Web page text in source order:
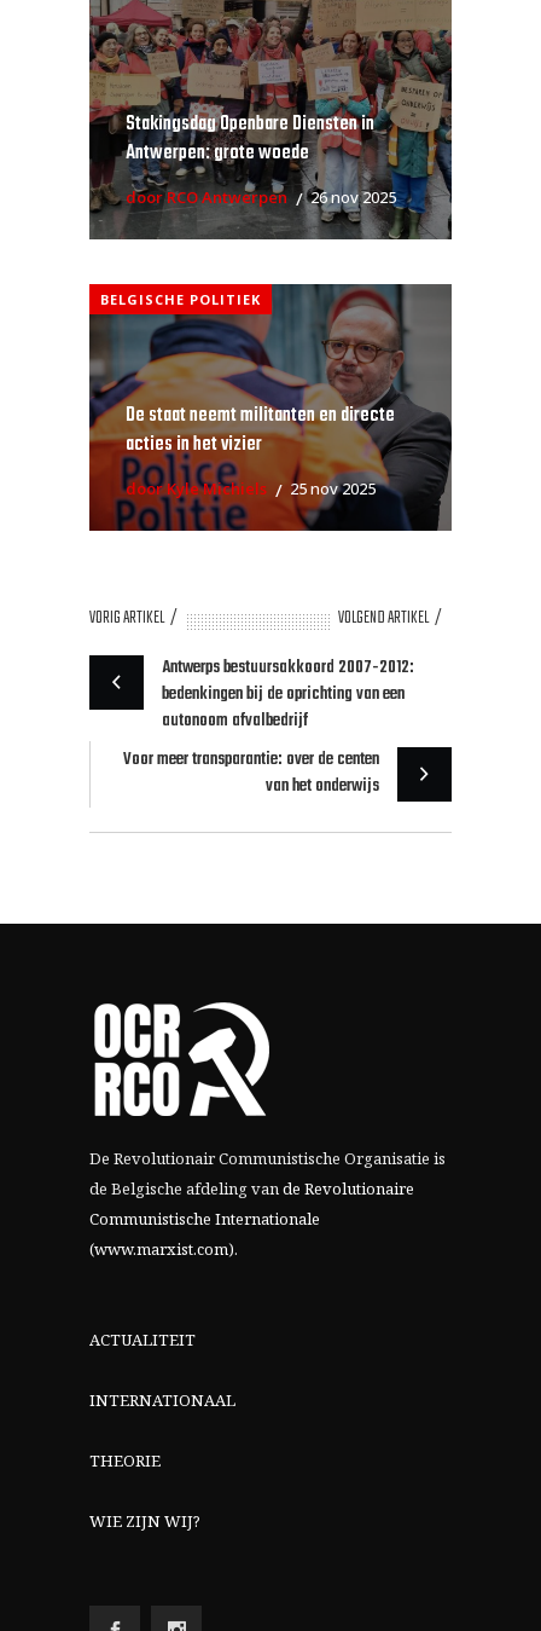
Stakingsdag Openbare Diensten in
Antwerpen: grote woede
door RCO Antwerpen 26 nov 2025
BELGISCHE POLITIEK
De staat neemt militanten en directe
acties in het vizier
door Kyle Michiels 25 nov 2025
VORIG ARTIKEL
VOLGEND ARTIKEL
Antwerps bestuursakkoord 2007-2012:
bedenkingen bij de oprichting van een
autonoom afvalbedrijf
Voor meer transparantie: over de centen
van het onderwijs
De Revolutionair Communistische Organisatie is
de Belgische afdeling vande Revolutionaire
Communistische Internationale
(www.marxist.com).
ACTUALITEIT
INTERNATIONAAL
THEORIE
WIE ZIJN WIJ?